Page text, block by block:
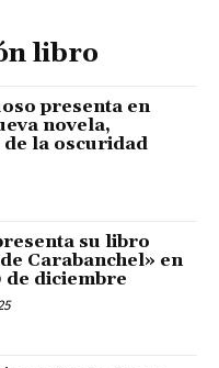
libro
presenta en
novela,
la oscuridad
su libro
Carabanchel» en
de diciembre